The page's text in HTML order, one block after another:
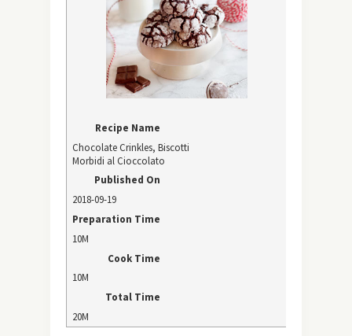
Recipe Name
Chocolate Crinkles, Biscotti
Morbidi al Cioccolato
Published On
2018-09-19
Preparation Time
10M
Cook Time
10M
Total Time
20M